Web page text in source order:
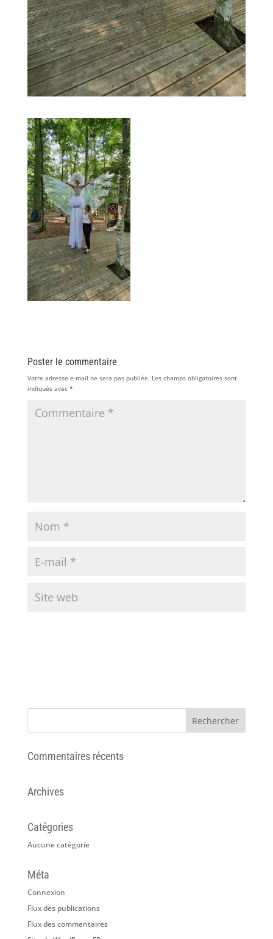
Poster le commentaire
Votre adresse e-mail ne sera pas publiée. Les champs obligatoires sont
indiqués avec *
Commentaires récents
Archives
Catégories
Aucune catégorie
Méta
Connexion
Flux des publications
Flux des commentaires